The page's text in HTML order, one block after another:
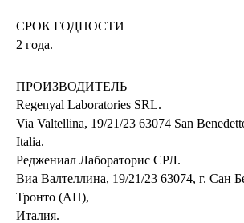
СРОК ГОДНОСТИ
2 года.
ПРОИЗВОДИТЕЛЬ
Regenyal Laboratories SRL.
Via Valtellina, 19/21/23 63074 San
Italia.
Реджениал Лабораторис СРЛ.
Виа Валтеллина, 19/21/23 63074, г. Сан
Тронто (АП),
Италия.